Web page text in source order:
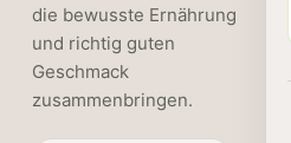
die bewusste Ernährung
und richtig guten
Geschmack
zusammenbringen.